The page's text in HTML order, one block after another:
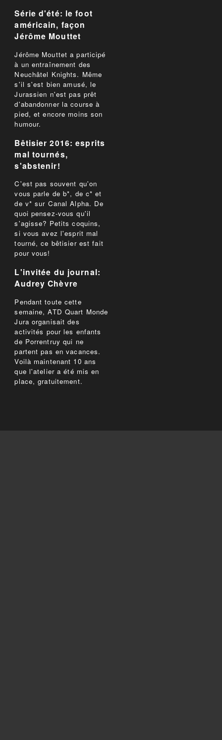
Série d'été: le foot
américain, façon
Jérôme Mouttet
Jérôme Mouttet a participé
à un entraînement des
Neuchâtel Knights. Même
s'il s'est bien amusé, le
Jurassien n'est pas prêt
d'abandonner la course à
pied, et encore moins son
humour.
Bêtisier 2016: esprits
mal tournés,
s'abstenir!
C'est pas souvent qu'on
vous parle de b*, de c* et
de v* sur Canal Alpha. De
quoi pensez-vous qu'il
s'agisse? Petits coquins,
si vous avez l'esprit mal
tourné, ce bêtisier est fait
pour vous!
L'invitée du journal:
Audrey Chèvre
Pendant toute cette
semaine, ATD Quart Monde
Jura organisait des
activités pour les enfants
de Porrentruy qui ne
partent pas en vacances.
Voilà maintenant 10 ans
que l'atelier a été mis en
place, gratuitement.